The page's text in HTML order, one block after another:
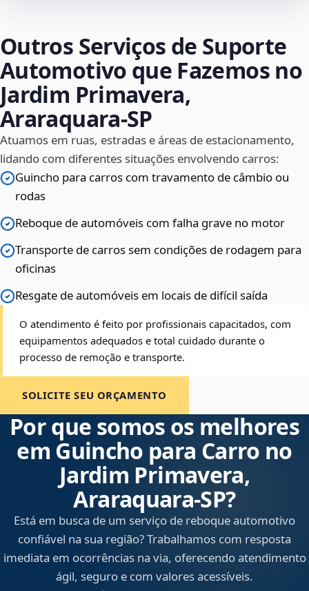
Outros Serviços de Suporte
Automotivo que Fazemos no
Jardim Primavera,
Araraquara‑SP
Atuamos em ruas, estradas e áreas de estacionamento,
lidando com diferentes situações envolvendo carros:
Guincho para carros com travamento de câmbio ou
rodas
Reboque de automóveis com falha grave no motor
Transporte de carros sem condições de rodagem para
oficinas
Resgate de automóveis em locais de difícil saída
O atendimento é feito por profissionais capacitados, com
equipamentos adequados e total cuidado durante o
processo de remoção e transporte.
SOLICITE SEU ORÇAMENTO
Por que somos os melhores
em Guincho para Carro no
Jardim Primavera,
Araraquara‑SP?
Está em busca de um serviço de reboque automotivo
confiável na sua região? Trabalhamos com resposta
imediata em ocorrências na via, oferecendo atendimento
ágil, seguro e com valores acessíveis.